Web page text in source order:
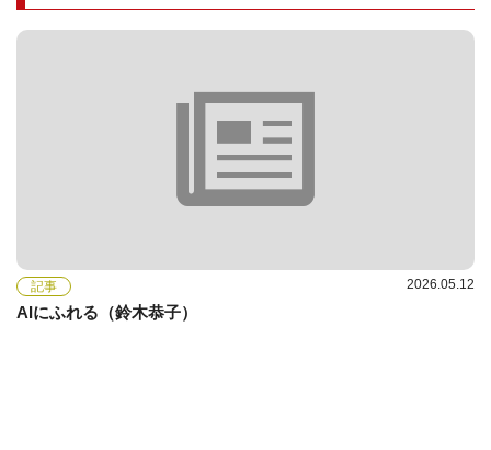
記事 2026.05.12
AIにふれる（鈴木恭子）